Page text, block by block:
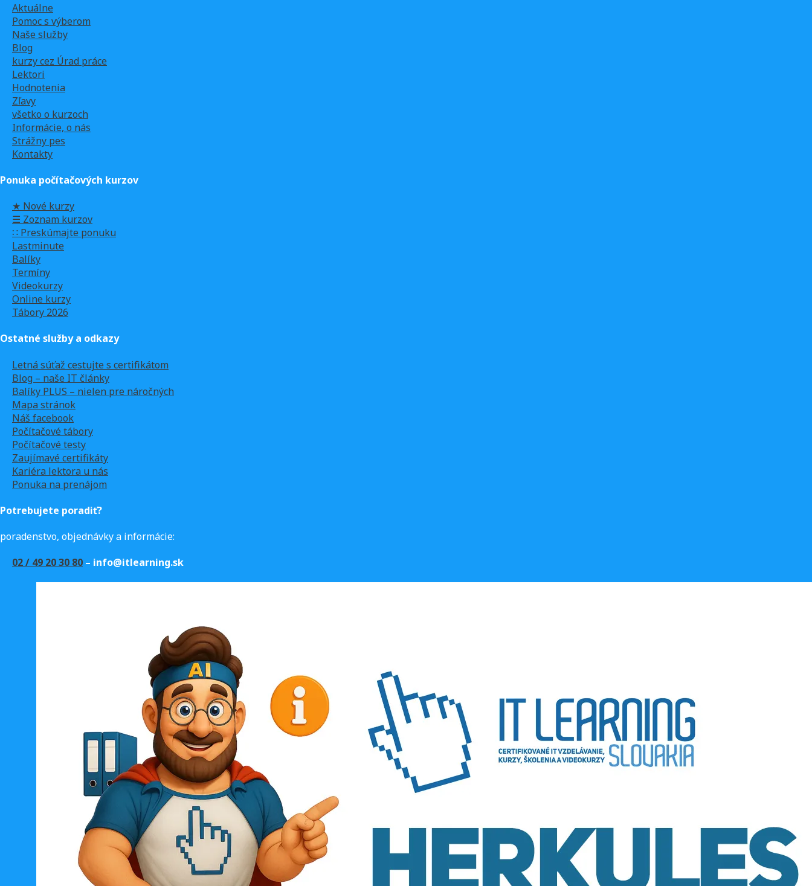
Aktuálne
Pomoc s výberom
Naše služby
Blog
kurzy cez Úrad práce
Lektori
Hodnotenia
Zľavy
všetko o kurzoch
Informácie, o nás
Strážny pes
Kontakty
Ponuka počítačových kurzov
★ Nové kurzy
☰ Zoznam kurzov
∷ Preskúmajte ponuku
Lastminute
Balíky
Termíny
Videokurzy
Online kurzy
Tábory 2026
Ostatné služby a odkazy
Letná súťaž cestujte s certifikátom
Blog – naše IT články
Balíky PLUS – nielen pre náročných
Mapa stránok
Náš facebook
Počítačové tábory
Počítačové testy
Zaujímavé certifikáty
Kariéra lektora u nás
Ponuka na prenájom
Potrebujete poradiť?
poradenstvo, objednávky a informácie:
02 / 49 20 30 80 – info@itlearning.sk